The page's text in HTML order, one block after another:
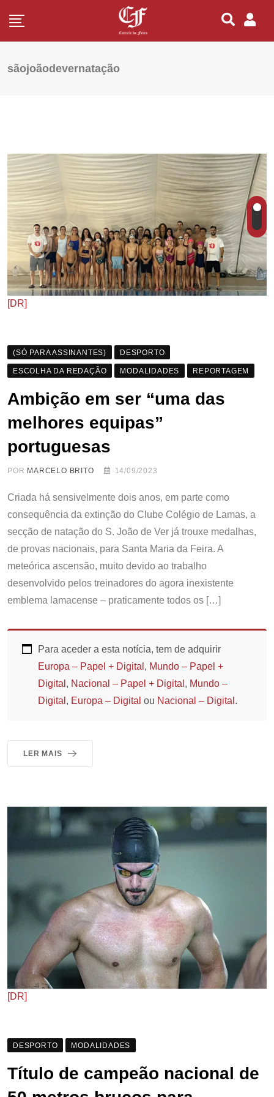
sãojoãodevernatação
[DR]
(SÓ PARA ASSINANTES) DESPORTO
ESCOLHA DA REDAÇÃO MODALIDADES REPORTAGEM
Ambição em ser “uma das
melhores equipas”
portuguesas
POR MARCELO BRITO 14/09/2023
Criada há sensivelmente dois anos, em parte como
consequência da extinção do Clube Colégio de Lamas, a
secção de natação do S. João de Ver já trouxe medalhas,
de provas nacionais, para Santa Maria da Feira. A
meteórica ascensão, muito devido ao trabalho
desenvolvido pelos treinadores do agora inexistente
emblema lamacense – praticamente todos os […]
Para aceder a esta notícia, tem de adquirir
Europa – Papel + Digital , Mundo – Papel +
Digital , Nacional – Papel + Digital , Mundo –
Digital , Europa – Digital ou Nacional – Digital .
LER MAIS
[DR]
DESPORTO MODALIDADES
Título de campeão nacional de